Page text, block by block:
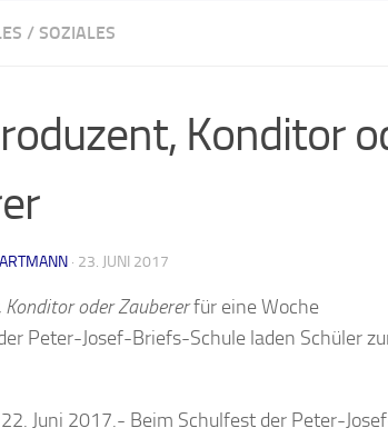
/ SOZIALES
Konditor
· 23. JUNI 2017
oder Zaubererfür eine Woche
Peter-Josef-Briefs-Schule laden Schüler
Juni 2017.- Beim Schulfest der Peter-